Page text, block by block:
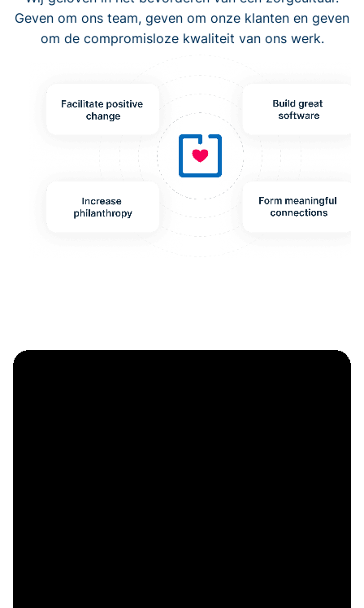
Geven om ons team, geven om onze klanten en geven
om de compromisloze kwaliteit van ons werk.